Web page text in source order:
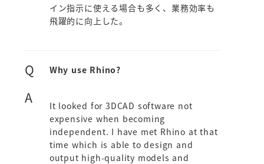
イン指示に使える場合も多く、業務効率も
飛躍的に向上した。
Q Why use Rhino?
A
It looked for 3DCAD software not
expensive when becoming
independent. I have met Rhino at that
time which is able to design and
output high-quality models and